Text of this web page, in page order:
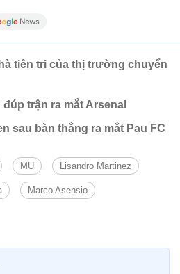
tiên tri của thị trường chuyển
trận ra mắt Arsenal
sau bàn thắng ra mắt Pau FC
MU Lisandro Martinez
Marco Asensio